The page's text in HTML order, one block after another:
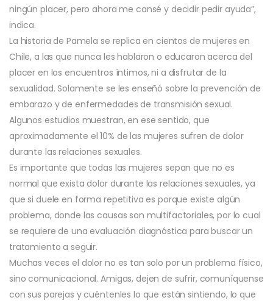
ningún placer, pero ahora me cansé y decidir pedir ayuda”,
indica.
La historia de Pamela se replica en cientos de mujeres en
Chile, a las que nunca les hablaron o educaron acerca del
placer en los encuentros íntimos, ni a disfrutar de la
sexualidad. Solamente se les enseñó sobre la prevención de
embarazo y de enfermedades de transmisión sexual.
Algunos estudios muestran, en ese sentido, que
aproximadamente el 10% de las mujeres sufren de dolor
durante las relaciones sexuales.
Es importante que todas las mujeres sepan que no es
normal que exista dolor durante las relaciones sexuales, ya
que si duele en forma repetitiva es porque existe algún
problema, donde las causas son multifactoriales, por lo cual
se requiere de una evaluación diagnóstica para buscar un
tratamiento a seguir.
Muchas veces el dolor no es tan solo por un problema físico,
sino comunicacional. Amigas, dejen de sufrir, comuníquense
con sus parejas y cuéntenles lo que están sintiendo, lo que